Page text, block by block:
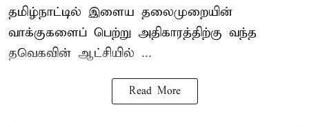
தமிழ்நாட்டில் இளைய தலைமுறையின்
வாக்குகளைப் பெற்று அதிகாரத்திற்கு வந்த
தவெகவின் ஆட்சியில் ...
Read More